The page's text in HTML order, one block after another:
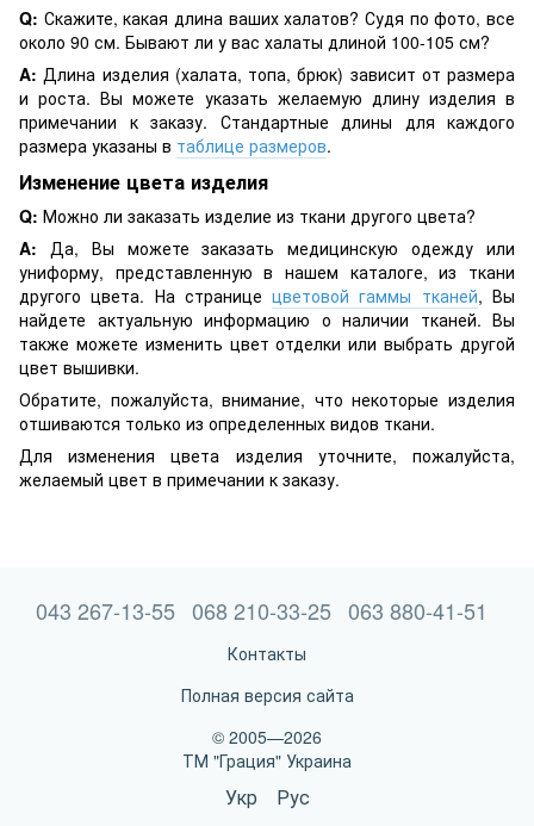
Q: Скажите, какая длина ваших халатов? Судя по фото, все
около 90 см. Бывают ли у вас халаты длиной 100-105 см?
A: Длина изделия (халата, топа, брюк) зависит от размера
и роста. Вы можете указать желаемую длину изделия в
примечании к заказу. Стандартные длины для каждого
размера указаны в таблице размеров.
Изменение цвета изделия
Q: Можно ли заказать изделие из ткани другого цвета?
A: Да, Вы можете заказать медицинскую одежду или
униформу, представленную в нашем каталоге, из ткани
другого цвета. На страницецветовой гаммы тканей, Вы
найдете актуальную информацию о наличии тканей. Вы
также можете изменить цвет отделки или выбрать другой
цвет вышивки.
Обратите, пожалуйста, внимание, что некоторые изделия
отшиваются только из определенных видов ткани.
Для изменения цвета изделия уточните, пожалуйста,
желаемый цвет в примечании к заказу.
043 267-13-55 068 210-33-25 063 880-41-51
Контакты
Полная версия сайта
© 2005—2026
ТМ "Грация" Украина
Укр Рус